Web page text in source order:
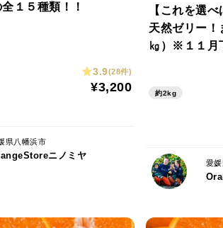
１５種類！！
3.9(28件)
¥3,200
県八幡浜市
ニノミヤ
【これを選
天然ゼリー！
㎏）※１１月
約2kg
愛